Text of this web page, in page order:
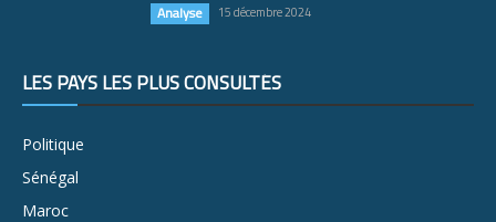
Analyse 15 décembre 2024
LES PAYS LES PLUS CONSULTÉS
Politique
Sénégal
Maroc